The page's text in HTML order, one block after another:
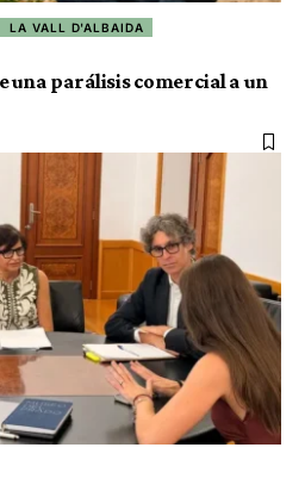
LA VALL D'ALBAIDA
una parálisis comercial a un